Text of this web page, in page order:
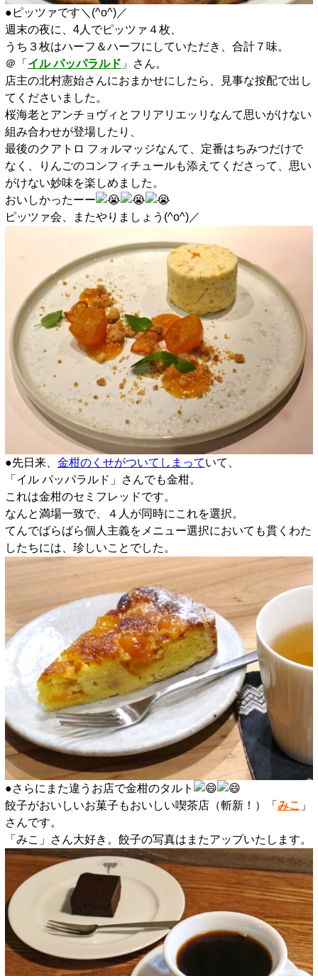
●ピッツァです＼(^o^)／
週末の夜に、4人でピッツァ４枚、
うち３枚はハーフ＆ハーフにしていただき、合計７味。
＠「 イル パッパラルド 」さん。
店主の北村憲始さんにおまかせにしたら、見事な按配で出し
てくださいました。
桜海老とアンチョヴィとフリアリエッリなんて思いがけない
組み合わせが登場したり、
最後のクアトロ フォルマッジなんて、定番はちみつだけで
なく、りんごのコンフィチュールも添えてくださって、思い
がけない妙味を楽しめました。
おいしかったーー
ピッツァ会、またやりましょう(^o^)／
●先日来、 金柑のくせがついてしまっていて、
「イル パッパラルド」さんでも金柑。
これは金柑のセミフレッドです。
なんと満場一致で、４人が同時にこれを選択。
てんでばらばら個人主義をメニュー選択においても貫くわた
したちには、珍しいことでした。
●さらにまた違うお店で金柑のタルト
餃子がおいしいお菓子もおいしい喫茶店（斬新！）「 みこ 」
さんです。
「みこ」さん大好き。餃子の写真はまたアップいたします。